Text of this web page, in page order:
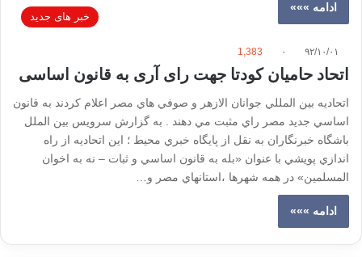
ادامه »»»
خبر های جدید
۹۲/۱۰/۰۱ ۰ 1,383
اتحاد حامیان کودتا جهت رای آری به قانون اساسی
اتحاديه بين المللي جوانان الازهر و صوفي هاي مصر اعلام کردند به قانون
اساسي جديد مصر راي مثبت مي دهند . به گزارش سرويس بين‌ الملل
باشگاه خبرنگاران به نقل از پايگاه خبري محيط ؛ اين اتحاديه از راه
اندازي پويشي با عنوان «بله به قانون اساسي و ثبات – نه به اخوان
المسلمين» در همه شهرها ،استانهاي مصر و…
ادامه »»»